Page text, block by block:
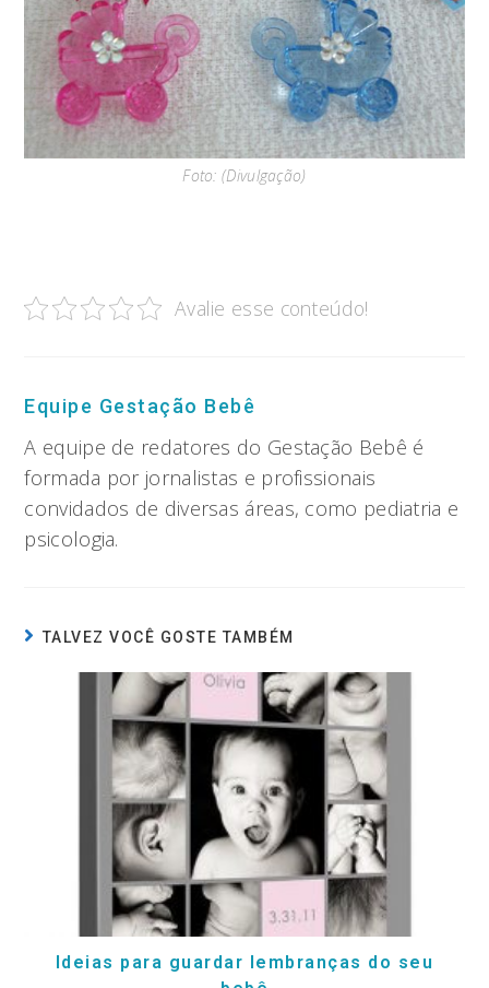
Foto: (Divulgação)
Avalie esse conteúdo!
Equipe Gestação Bebê
A equipe de redatores do Gestação Bebê é
formada por jornalistas e profissionais
convidados de diversas áreas, como pediatria e
psicologia.
TALVEZ VOCÊ GOSTE TAMBÉM
Ideias para guardar lembranças do seu